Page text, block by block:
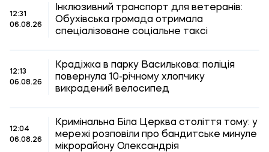
12:31
06.08.26
Інклюзивний транспорт для ветеранів:
Обухівська громада отримала
спеціалізоване соціальне таксі
12:13
06.08.26
Крадіжка в парку Василькова: поліція
повернула 10-річному хлопчику
викрадений велосипед
12:04
06.08.26
Кримінальна Біла Церква століття тому: у
мережі розповіли про бандитське минуле
мікрорайону Олександрія